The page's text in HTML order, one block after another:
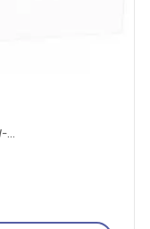
EASY9 18li Sıva Altı W-Otomat Kutusu